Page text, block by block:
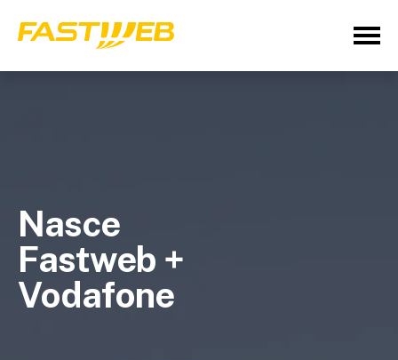
Nasce
Fastweb +
Vodafone